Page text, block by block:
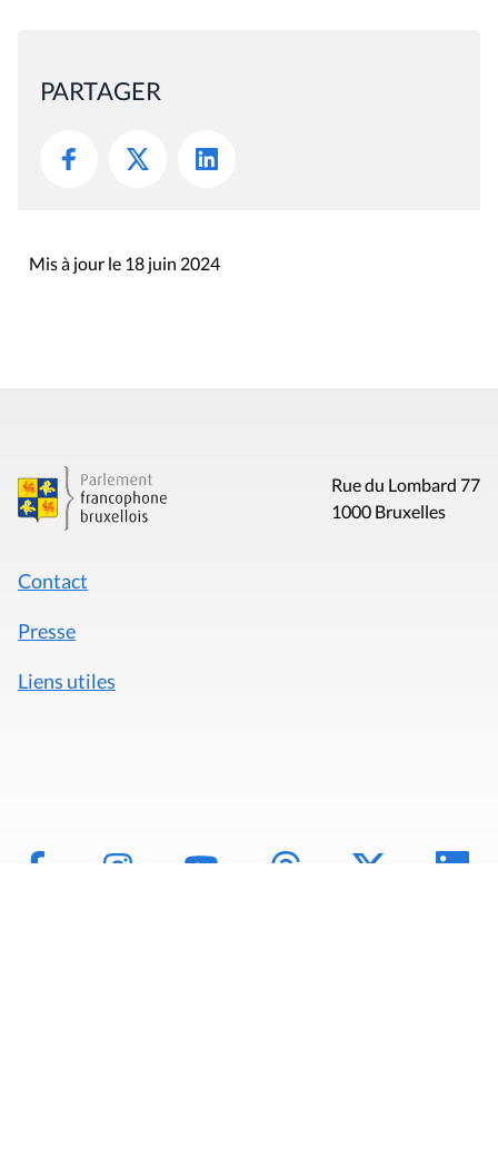
PARTAGER
Mis à jour le 18 juin 2024
Rue du Lombard 77
1000 Bruxelles
Contact
Presse
Liens utiles